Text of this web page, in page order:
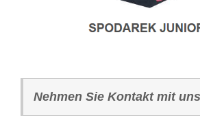
Nehmen Sie Kontakt mit